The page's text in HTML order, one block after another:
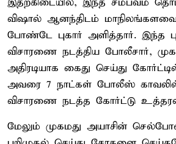
விஷால் ஆனந்திடம்
போண்டே புகார் அளித்தார். இந்த
விசாரணை நடத்திய போலீசார்,
அதிரடியாக கைது செய்து
அவரை 7 நாட்கள் போலீஸ்
விசாரணை நடத்த கோர்ட்டு
மேலும் முகமது அயாசின்